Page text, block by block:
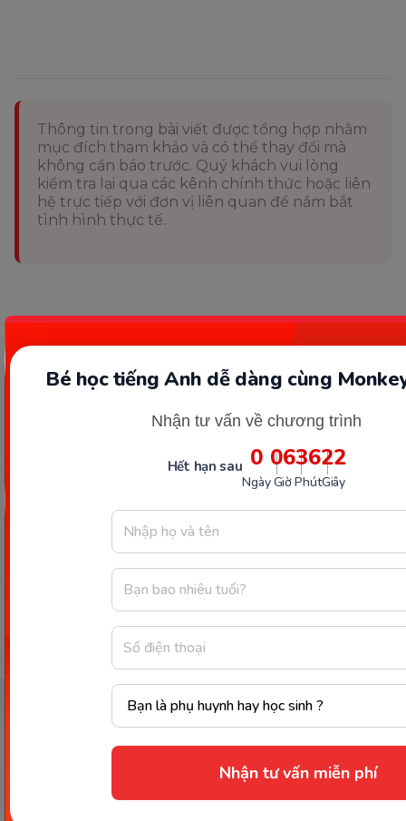
Bé học tiếng Anh dễ dàng cùng
Nhận tư vấn về chương trình
Hết hạn sau 0
Ngày
06
Giờ
36
Phút
21
Giây
Nhận tư vấn miễn phí
Thông tin trong bài viết được tổng hợp nhằm
mục đích tham khảo và có thể thay đổi mà
không cần báo trước. Quý khách vui lòng
kiểm tra lại qua các kênh chính thức hoặc liên
hệ trực tiếp với đơn vị liên quan để nắm bắt
tình hình thực tế.